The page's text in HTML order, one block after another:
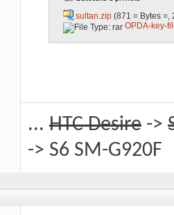
sultan.zip (871 = Bytes =,
OPDA-key-
... HTC Desire ->
-> S6 SM-G920F